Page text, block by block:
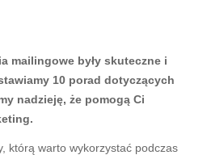
mailingowe były skuteczne i
10 porad dotyczących
nadzieję, że pomogą Ci
którą warto wykorzystać podczas